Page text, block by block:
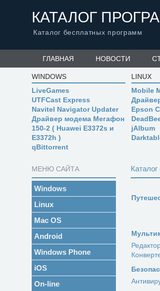
КАТАЛОГ
Каталог бесплатных программ
ГЛАВНАЯ НОВОСТИ
WINDOWS
LiveGames
UTFCast Express
Navitel Navigator Updater
Драйвер модема Мегафон
150-2 ( Huawei E3372s и
E3372h )
qBittorrent
LINUX
Mobile
Epson
jAlbum
МЕНЮ САЙТА
Windows
Linux
Mac OS
Android
Windows Phone
iOS
On-line